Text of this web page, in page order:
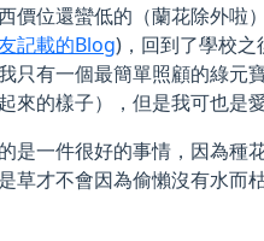
價位還蠻低的（蘭花除外啦
記載的Blog)，回到了學校
只有一個最簡單照顧的綠元
來的樣子），但是我可也是
是一件很好的事情，因為種
草才不會因為偷懶沒有水而